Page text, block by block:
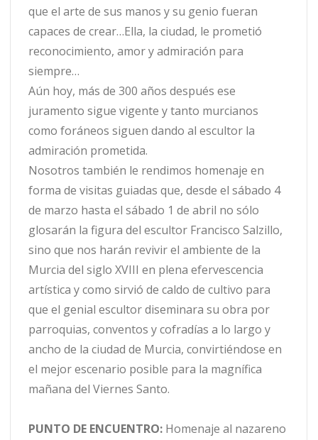
que el arte de sus manos y su genio fueran
capaces de crear…Ella, la ciudad, le prometió
reconocimiento, amor y admiración para
siempre…
Aún hoy, más de 300 años después ese
juramento sigue vigente y tanto murcianos
como foráneos siguen dando al escultor la
admiración prometida.
Nosotros también le rendimos homenaje en
forma de visitas guiadas que, desde el sábado 4
de marzo hasta el sábado 1 de abril no sólo
glosarán la figura del escultor Francisco Salzillo,
sino que nos harán revivir el ambiente de la
Murcia del siglo XVIII en plena efervescencia
artística y como sirvió de caldo de cultivo para
que el genial escultor diseminara su obra por
parroquias, conventos y cofradías a lo largo y
ancho de la ciudad de Murcia, convirtiéndose en
el mejor escenario posible para la magnífica
mañana del Viernes Santo.
PUNTO DE ENCUENTRO: Homenaje al nazareno